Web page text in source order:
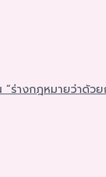
“ร่างกฎหมายว่าด้ว